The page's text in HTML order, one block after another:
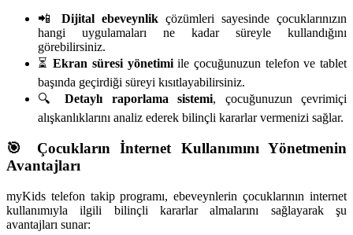
📲 Dijital ebeveynlik çözümleri sayesinde çocuklarınızın
hangi uygulamaları ne kadar süreyle kullandığını
görebilirsiniz.
⏳Ekran süresi yönetimiile çocuğunuzun telefon ve tablet
başında geçirdiği süreyi kısıtlayabilirsiniz.
🔍 Detaylı raporlama sistemi, çocuğunuzun çevrimiçi
alışkanlıklarını analiz ederek bilinçli kararlar vermenizi sağlar.
🎯 Çocukların İnternet Kullanımını Yönetmenin
Avantajları
myKids telefon takip programı, ebeveynlerin çocuklarının internet
kullanımıyla ilgili bilinçli kararlar almalarını sağlayarak şu
avantajları sunar: